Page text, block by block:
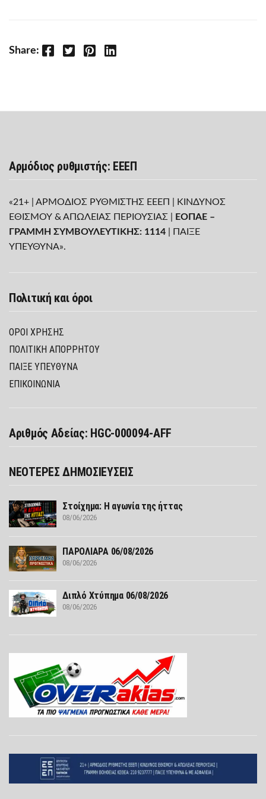
Share: Facebook Twitter Pinterest LinkedIn
Αρμόδιος ρυθμιστής: ΕΕΕΠ
«21+ | ΑΡΜΟΔΙΟΣ ΡΥΘΜΙΣΤΗΣ ΕΕΕΠ | ΚΙΝΔΥΝΟΣ
ΕΘΙΣΜΟΥ & ΑΠΩΛΕΙΑΣ ΠΕΡΙΟΥΣΙΑΣ |
ΕΟΠΑΕ –
ΓΡΑΜΜΗ ΣΥΜΒΟΥΛΕΥΤΙΚΗΣ: 1114 | ΠΑΙΞΕ
ΥΠΕΥΘΥΝΑ».
Πολιτική και όροι
ΌΡΟΙ ΧΡΉΣΗΣ
ΠΟΛΙΤΙΚΉ ΑΠΟΡΡΉΤΟΥ
ΠΑΊΞΕ ΥΠΕΎΘΥΝΑ
ΕΠΙΚΟΙΝΩΝΙΑ
Αριθμός Αδείας: HGC-000094-AFF
ΝΕΟΤΕΡΕΣ ΔΗΜΟΣΙΕΥΣΕΙΣ
Στοίχημα: Η αγωνία της ήττας
08/06/2026
ΠΑΡΟΛΙΑΡΑ 06/08/2026
08/06/2026
Διπλό Χτύπημα 06/08/2026
08/06/2026